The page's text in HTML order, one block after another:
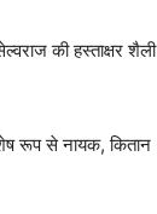
की हस्ताक्षर शैली
रूप से नायक, कितान